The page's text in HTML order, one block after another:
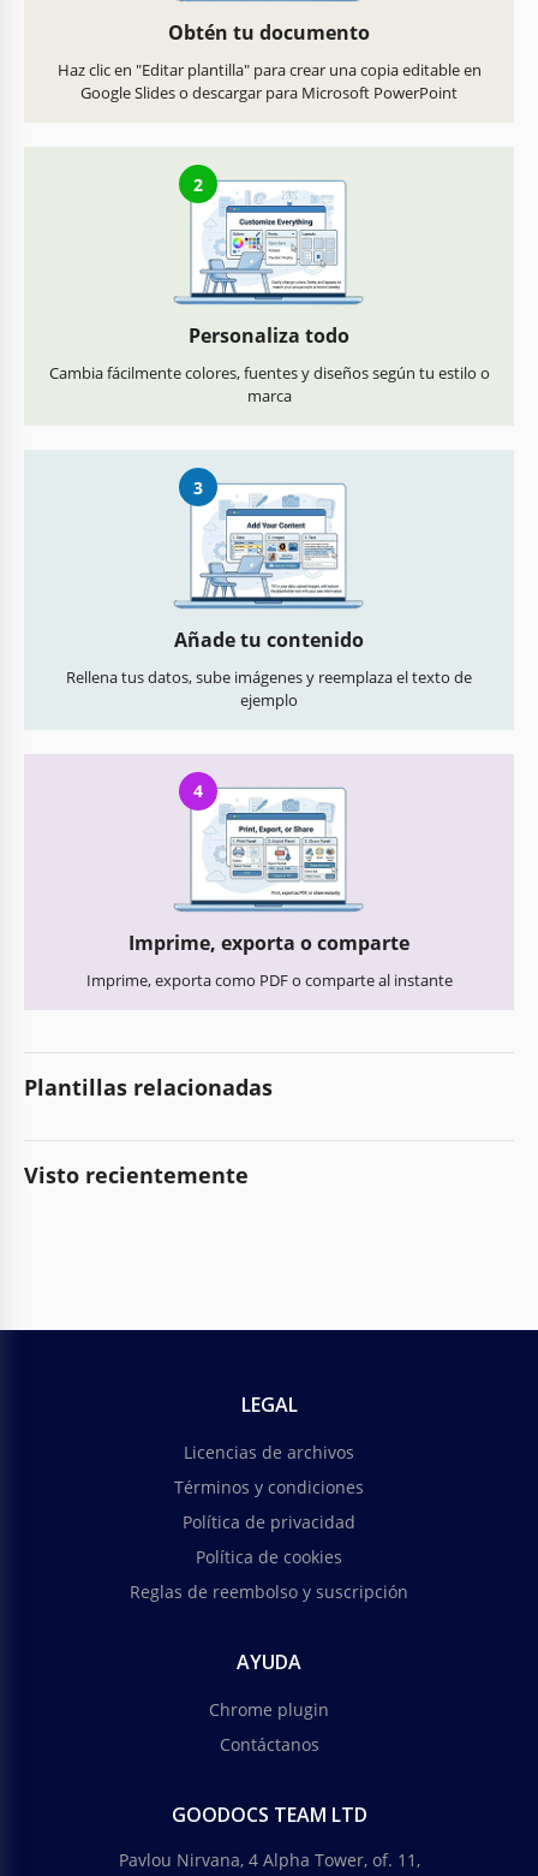
Obtén tu documento
Haz clic en "Editar plantilla" para crear una copia editable en
Google Slides o descargar para Microsoft PowerPoint
2
Personaliza todo
Cambia fácilmente colores, fuentes y diseños según tu estilo o
marca
3
Añade tu contenido
Rellena tus datos, sube imágenes y reemplaza el texto de
ejemplo
4
Imprime, exporta o comparte
Imprime, exporta como PDF o comparte al instante
Plantillas relacionadas
Visto recientemente
LEGAL
Licencias de archivos
Términos y condiciones
Política de privacidad
Política de cookies
Reglas de reembolso y suscripción
AYUDA
Chrome plugin
Contáctanos
GOODOCS TEAM LTD
Pavlou Nirvana, 4 Alpha Tower, of. 11,